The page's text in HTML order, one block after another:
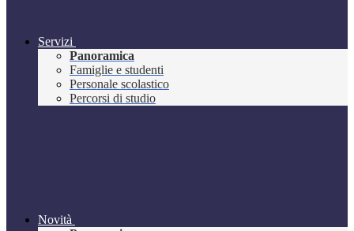
Servizi
Panoramica
Famiglie e studenti
Personale scolastico
Percorsi di studio
Novità